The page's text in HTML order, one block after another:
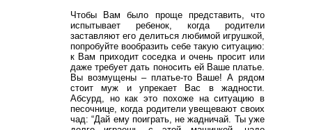
Чтобы Вам было проще представить, что
испытывает ребенок, когда родители
заставляют его делиться любимой игрушкой,
попробуйте вообразить себе такую ситуацию:
к Вам приходит соседка и очень просит или
даже требует дать поносить ей Ваше платье.
Вы возмущены – платье-то Ваше! А рядом
стоит муж и упрекает Вас в жадности.
Абсурд, но как это похоже на ситуацию в
песочнице, когда родители увещевают своих
чад: “Дай ему поиграть, не жадничай. Ты уже